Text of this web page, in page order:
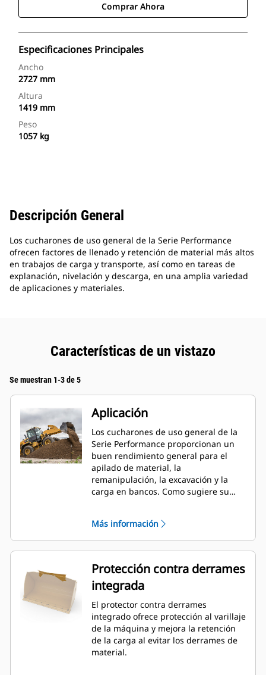
Comprar Ahora
Especificaciones Principales
Ancho
2727 mm
Altura
1419 mm
Peso
1057 kg
Descripción General
Los cucharones de uso general de la Serie Performance
ofrecen factores de llenado y retención de material más altos
en trabajos de carga y transporte, así como en tareas de
explanación, nivelación y descarga, en una amplia variedad
de aplicaciones y materiales.
Características de un vistazo
Se muestran 1-3 de 5
Aplicación
Los cucharones de uso general de la
Serie Performance proporcionan un
buen rendimiento general para el
apilado de material, la
remanipulación, la excavación y la
carga en bancos. Como sugiere su
almacenamiento y desde bancos.
Están diseñados para fuerzas de
desprendimiento y condiciones de
abrasión estándar. Ideal para
aplicaciones de arrastre en retroceso
y nivelación. El factor de llenado de
los cucharones de la Serie
Performance puede llegar a un 115 %
por sobre la capacidad especificada.
Más información
Protección contra derrames
integrada
El protector contra derrames
integrado ofrece protección al varillaje
de la máquina y mejora la retención
de la carga al evitar los derrames de
material.